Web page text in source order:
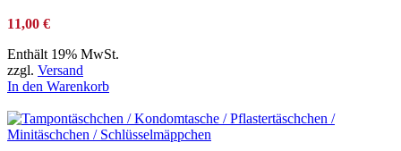
11,00 €
Enthält 19% MwSt.
zzgl. Versand
In den Warenkorb